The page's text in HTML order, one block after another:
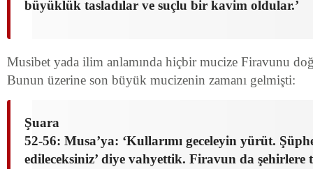
büyüklük tasladılar ve suçlu bir kavim oldular.’
Musibet yada ilim anlamında hiçbir mucize Firavunu
Bunun üzerine son büyük mucizenin zamanı gelmişti:
Şuara
52-56: Musa’ya: ‘Kullarımı geceleyin yürüt.
edileceksiniz’ diye vahyettik. Firavun da şehirlere